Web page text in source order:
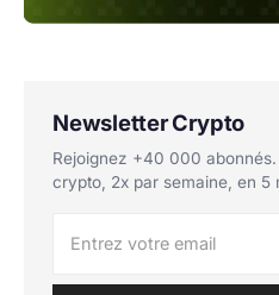
Newsletter Crypto
Rejoignez +40 000
crypto, 2x par semaine, en 5